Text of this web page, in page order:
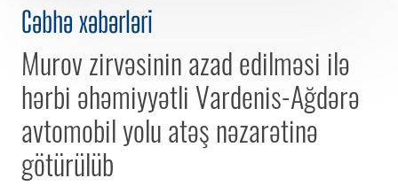
Cəbhə xəbərləri
Murov zirvəsinin azad edilməsi ilə
hərbi əhəmiyyətli Vardenis-Ağdərə
avtomobil yolu atəş nəzarətinə
götürülüb